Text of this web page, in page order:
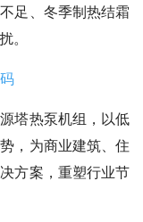
足、冬季制热结霜
。
塔热泵机组，以低
，为商业建筑、住
方案，重塑行业节